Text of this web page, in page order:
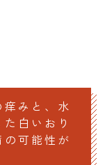
みと、水
白いおり
可能性が